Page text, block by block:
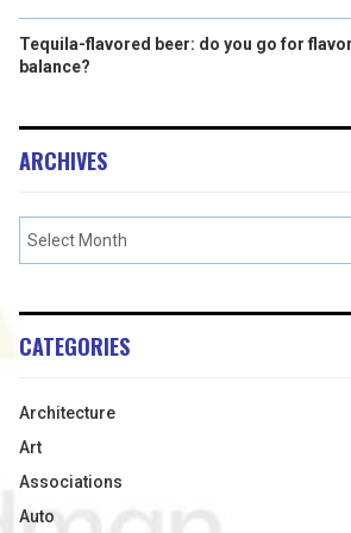
Tequila-flavored beer: do you go for
balance?
ARCHIVES
CATEGORIES
Architecture
Art
Associations
Auto